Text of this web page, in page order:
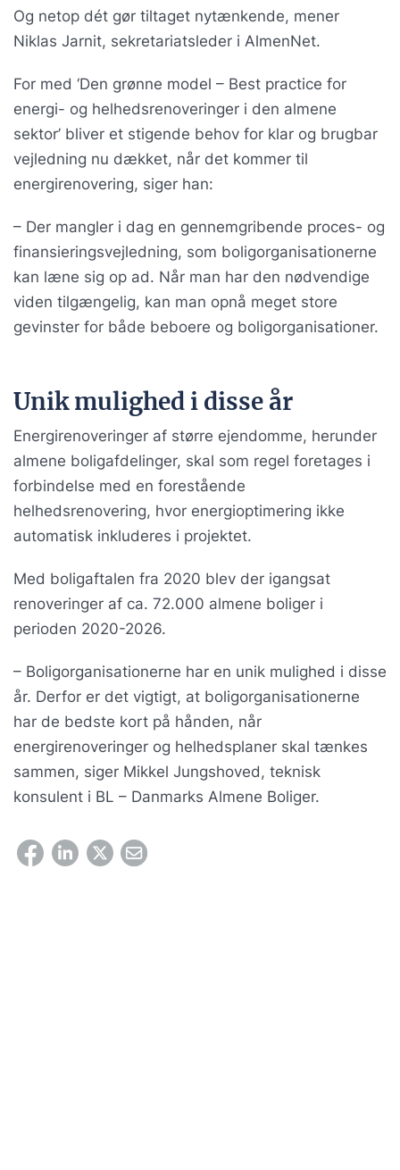
Og netop dét gør tiltaget nytænkende, mener
Niklas Jarnit, sekretariatsleder i AlmenNet.
For med ‘Den grønne model – Best practice for
energi- og helhedsrenoveringer i den almene
sektor’ bliver et stigende behov for klar og brugbar
vejledning nu dækket, når det kommer til
energirenovering, siger han:
– Der mangler i dag en gennemgribende proces- og
finansieringsvejledning, som boligorganisationerne
kan læne sig op ad. Når man har den nødvendige
viden tilgængelig, kan man opnå meget store
gevinster for både beboere og boligorganisationer.
Unik mulighed i disse år
Energirenoveringer af større ejendomme, herunder
almene boligafdelinger, skal som regel foretages i
forbindelse med en forestående
helhedsrenovering, hvor energioptimering ikke
automatisk inkluderes i projektet.
Med boligaftalen fra 2020 blev der igangsat
renoveringer af ca. 72.000 almene boliger i
perioden 2020-2026.
– Boligorganisationerne har en unik mulighed i disse
år. Derfor er det vigtigt, at boligorganisationerne
har de bedste kort på hånden, når
energirenoveringer og helhedsplaner skal tænkes
sammen, siger Mikkel Jungshoved, teknisk
konsulent i BL – Danmarks Almene Boliger.